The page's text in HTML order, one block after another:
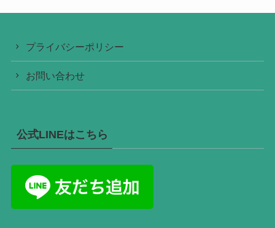
プライバシーポリシー
お問い合わせ
公式LINEはこちら